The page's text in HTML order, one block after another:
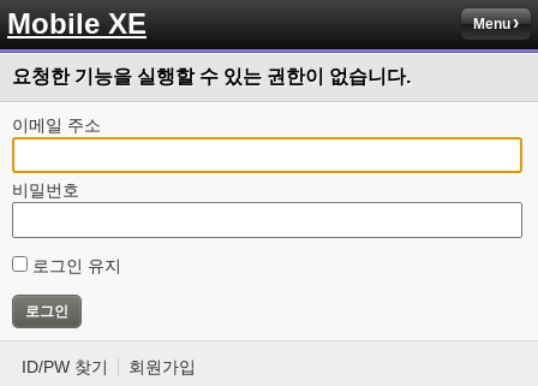
Mobile XE Menu
요청한 기능을 실행할 수 있는 권한이 없습니다.
이메일 주소
비밀번호
로그인 유지
ID/PW 찾기 회원가입